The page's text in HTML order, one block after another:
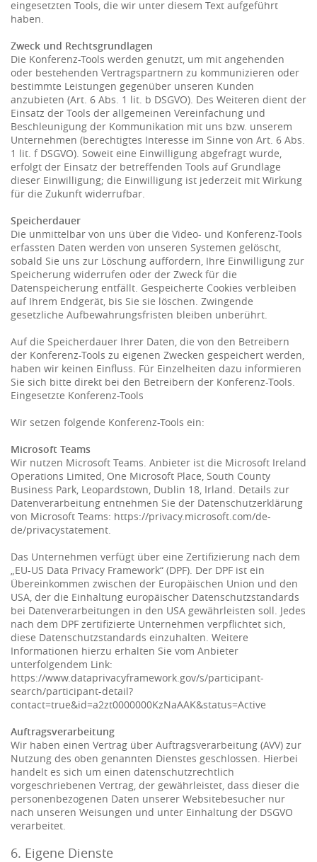
eingesetzten Tools, die wir unter diesem Text aufgeführt
haben.
Zweck und Rechtsgrundlagen
Die Konferenz-Tools werden genutzt, um mit angehenden
oder bestehenden Vertragspartnern zu kommunizieren oder
bestimmte Leistungen gegenüber unseren Kunden
anzubieten (Art. 6 Abs. 1 lit. b DSGVO). Des Weiteren dient der
Einsatz der Tools der allgemeinen Vereinfachung und
Beschleunigung der Kommunikation mit uns bzw. unserem
Unternehmen (berechtigtes Interesse im Sinne von Art. 6 Abs.
1 lit. f DSGVO). Soweit eine Einwilligung abgefragt wurde,
erfolgt der Einsatz der betreffenden Tools auf Grundlage
dieser Einwilligung; die Einwilligung ist jederzeit mit Wirkung
für die Zukunft widerrufbar.
Speicherdauer
Die unmittelbar von uns über die Video- und Konferenz-Tools
erfassten Daten werden von unseren Systemen gelöscht,
sobald Sie uns zur Löschung auffordern, Ihre Einwilligung zur
Speicherung widerrufen oder der Zweck für die
Datenspeicherung entfällt. Gespeicherte Cookies verbleiben
auf Ihrem Endgerät, bis Sie sie löschen. Zwingende
gesetzliche Aufbewahrungsfristen bleiben unberührt.
Auf die Speicherdauer Ihrer Daten, die von den Betreibern
der Konferenz-Tools zu eigenen Zwecken gespeichert werden,
haben wir keinen Einfluss. Für Einzelheiten dazu informieren
Sie sich bitte direkt bei den Betreibern der Konferenz-Tools.
Eingesetzte Konferenz-Tools
Wir setzen folgende Konferenz-Tools ein:
Microsoft Teams
Wir nutzen Microsoft Teams. Anbieter ist die Microsoft Ireland
Operations Limited, One Microsoft Place, South County
Business Park, Leopardstown, Dublin 18, Irland. Details zur
Datenverarbeitung entnehmen Sie der Datenschutzerklärung
von Microsoft Teams: https://privacy.microsoft.com/de-
de/privacystatement.
Das Unternehmen verfügt über eine Zertifizierung nach dem
„EU-US Data Privacy Framework“ (DPF). Der DPF ist ein
Übereinkommen zwischen der Europäischen Union und den
USA, der die Einhaltung europäischer Datenschutzstandards
bei Datenverarbeitungen in den USA gewährleisten soll. Jedes
nach dem DPF zertifizierte Unternehmen verpflichtet sich,
diese Datenschutzstandards einzuhalten. Weitere
Informationen hierzu erhalten Sie vom Anbieter
unterfolgendem Link:
https://www.dataprivacyframework.gov/s/participant-
search/participant-detail?
contact=true&id=a2zt0000000KzNaAAK&status=Active
Auftragsverarbeitung
Wir haben einen Vertrag über Auftragsverarbeitung (AVV) zur
Nutzung des oben genannten Dienstes geschlossen. Hierbei
handelt es sich um einen datenschutzrechtlich
vorgeschriebenen Vertrag, der gewährleistet, dass dieser die
personenbezogenen Daten unserer Websitebesucher nur
nach unseren Weisungen und unter Einhaltung der DSGVO
verarbeitet.
6. Eigene Dienste